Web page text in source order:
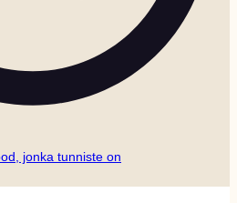
jonka tunniste on